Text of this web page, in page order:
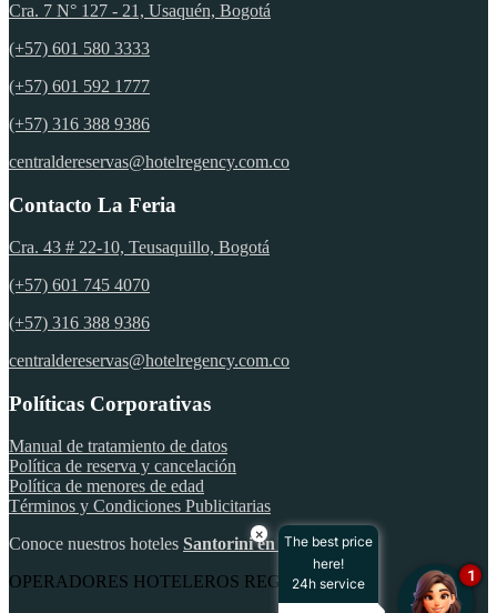
Cra. 7 N° 127 - 21, Usaquén, Bogotá
(+57) 601 580 3333
(+57) 601 592 1777
(+57) 316 388 9386
centraldereservas@hotelregency.com.co
Contacto La Feria
Cra. 43 # 22-10, Teusaquillo, Bogotá
(+57) 601 745 4070
(+57) 316 388 9386
centraldereservas@hotelregency.com.co
Políticas Corporativas
Manual de tratamiento de datos
Política de reserva y cancelación
Política de menores de edad
Términos y Condiciones Publicitarias
Conoce nuestros hoteles Santorini en Santa Marta
OPERADORES HOTELEROS REGENCY S A
×
The best price
here!
24h service
1